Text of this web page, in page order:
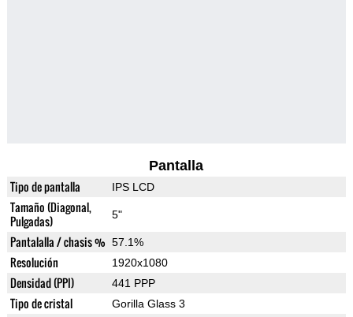
Pantalla
Tipo de pantalla IPS LCD
Tamaño (Diagonal,
Pulgadas)
5"
Pantalalla / chasis % 57.1%
Resolución 1920x1080
Densidad (PPI) 441 PPP
Tipo de cristal Gorilla Glass 3